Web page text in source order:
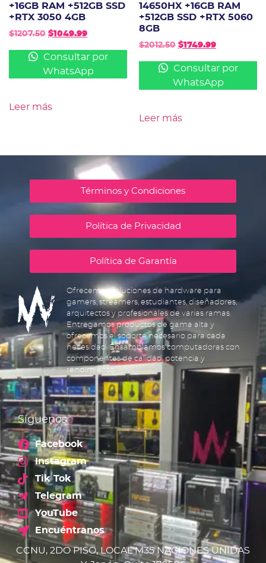
+16GB RAM +512GB SSD
+RTX 3050 4GB
$1207.50 $1049.99
Consultar por
WhatsApp
Leer más
14650HX +16GB RAM
+512GB SSD +RTX 5060
8GB
$2012.50 $1749.99
Consultar por
WhatsApp
Leer más
Términos y Condiciones
Política de Privacidad
Política de Garantía
Ofrecemos soluciones de hardware para
gamers, streamers, estudiantes, diseñadores,
arquitectos y profesionales de varias ramas.
Entregamos productos de gama alta y
ofrecemos el soporte necesario para cada
necesidad. Ensamblamos computadoras con
componentes de calidad, potencia y
rendimiento.
Síguenos
Facebook
Instagram
Tik Tok
Telegram
YouTube
Encuéntranos
CCNU, 2DO PISO, LOCAL M35 NACIONES UNIDAS